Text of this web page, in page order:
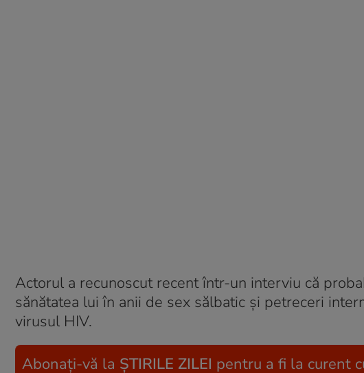
Actorul a recunoscut recent într-un interviu că
sănătatea lui în anii de sex sălbatic și petreceri
virusul HIV.
Abonați-vă la ȘTIRILE ZILEI pentru a fi la curent